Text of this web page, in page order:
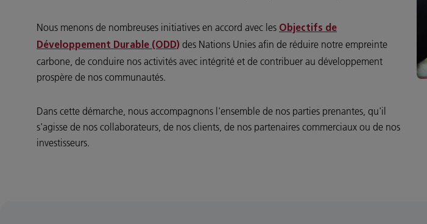
Nous menons de nombreuses initiatives en accord avec les Objectifs de
Développement Durable (ODD) des Nations Unies afin de réduire notre empreinte
carbone, de conduire nos activités avec intégrité et de contribuer au développement
prospère de nos communautés.
Dans cette démarche, nous accompagnons l'ensemble de nos parties prenantes, qu'il
s'agisse de nos collaborateurs, de nos clients, de nos partenaires commerciaux ou de nos
investisseurs.